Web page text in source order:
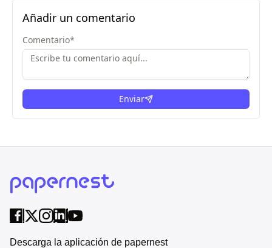
Añadir un comentario
Comentario*
Enviar
Descarga la aplicación de papernest